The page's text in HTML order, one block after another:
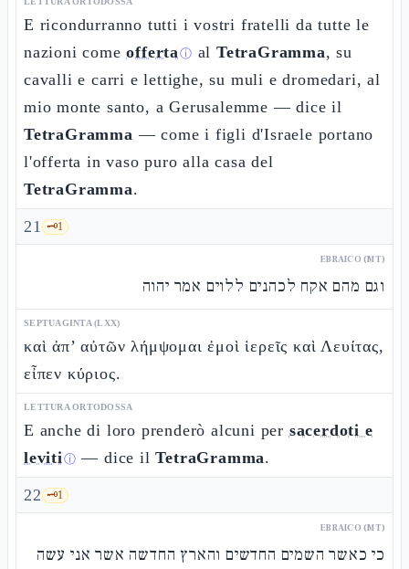
E ricondurranno tutti i vostri fratelli da tutte le
nazioni comeoffertaⓘ alTetraGramma, su
cavalli e carri e lettighe, su muli e dromedari, al
mio monte santo, a Gerusalemme — dice il
TetraGramma — come i figli d'Israele portano
l'offerta in vaso puro alla casa del
TetraGramma.
21 🗝️1
EBRAICO (MT)
וגם מהם אקח לכהנים ללוים אמר יהוה
SEPTUAGINTA (LXX)
καὶ ἀπ’ αὐτῶν λήμψομαι ἐμοὶ ἱερεῖς καὶ Λευίτας,
εἶπεν κύριος.
LETTURA ORTODOSSA
E anche di loro prenderò alcuni per sacerdoti e
levitiⓘ — dice ilTetraGramma.
22 🗝️1
EBRAICO (MT)
כי כאשר השמים החדשים והארץ החדשה אשר אני עשה